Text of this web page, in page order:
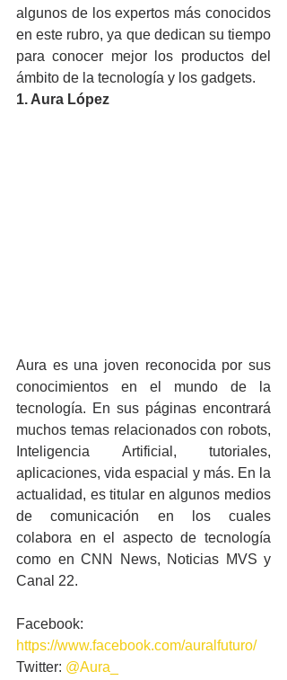
algunos de los expertos más conocidos
en este rubro, ya que dedican su tiempo
para conocer mejor los productos del
ámbito de la tecnología y los gadgets.
1. Aura López
Aura es una joven reconocida por sus
conocimientos en el mundo de la
tecnología. En sus páginas encontrará
muchos temas relacionados con robots,
Inteligencia Artificial, tutoriales,
aplicaciones, vida espacial y más. En la
actualidad, es titular en algunos medios
de comunicación en los cuales
colabora en el aspecto de tecnología
como en CNN News, Noticias MVS y
Canal 22.
https://www.facebook.com/auralfuturo/
Twitter: @Aura_